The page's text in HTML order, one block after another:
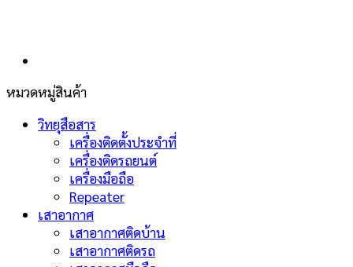
หมวดหมู่สินค้า
วิทยุสือสาร
เครื่องติดตั้งประจำที่
เครื่องติดรถยนต์
เครื่องมือถือ
Repeater
เสาอากาศ
เสาอากาศติดบ้าน
เสาอากาศติดรถ